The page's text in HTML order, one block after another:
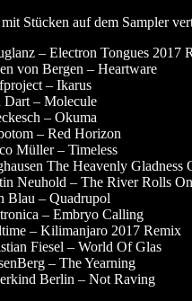
Stücken auf dem Sampler
– Electron Tongues 2017
von Bergen – Heartware
– Ikarus
Dart – Molecule
– Okuma
– Red Horizon
Müller – Timeless
The Heavenly
Neuhold – The River Rolls On
Blau – Quadrupol
– Embryo Calling
– Kilimanjaro 2017 Remix
Fiesel – World Of Glas
– The Yearning
Berlin – Not Raving